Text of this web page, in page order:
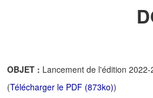
OBJET : Lancement de l'édition
(Télécharger le PDF (873ko))